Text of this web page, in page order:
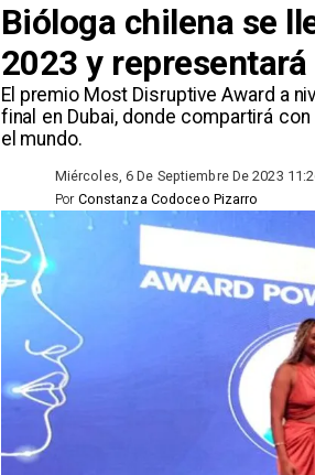
Bióloga chilena se
2023 y
El premio Most Disruptive Award a
final en Dubai, donde compartirá
el mundo.
Miércoles, 6 De Septiembre De 2023
Constanza Codoceo Pizarro
Por